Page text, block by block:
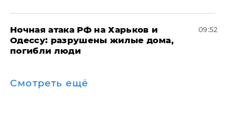
​Ночная атака РФ на Харьков и
Одессу: разрушены жилые дома,
погибли люди
09:52
Смотреть ещё